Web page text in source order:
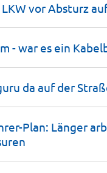
vor Absturz
- war es ein
da auf der
Plan: Länger